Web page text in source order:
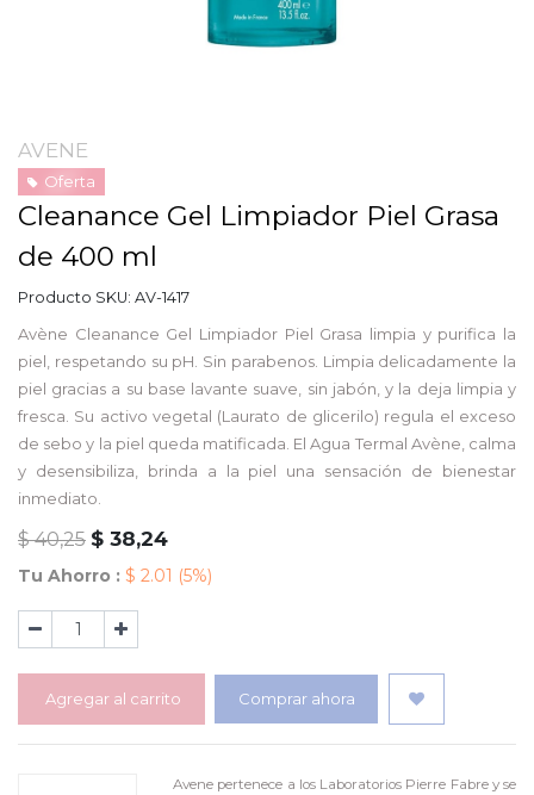
AVENE
Oferta
Cleanance Gel Limpiador Piel Grasa
de 400 ml
Producto SKU: AV-1417
Avène Cleanance Gel Limpiador Piel Grasa limpia y purifica la
piel, respetando su pH. Sin parabenos. Limpia delicadamente la
piel gracias a su base lavante suave, sin jabón, y la deja limpia y
fresca. Su activo vegetal (Laurato de glicerilo) regula el exceso
de sebo y la piel queda matificada. El Agua Termal Avène, calma
y desensibiliza, brinda a la piel una sensación de bienestar
inmediato.
$40,25 $ 38,24
Tu Ahorro : $ 2.01 (5%)
Agregar al carrito Comprar ahora
Avene pertenece a los Laboratorios Pierre Fabre y se